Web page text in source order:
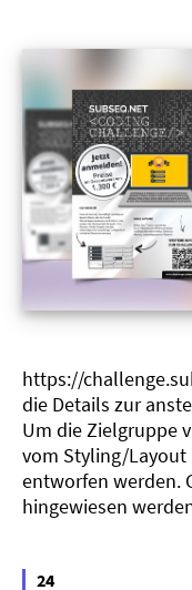
https://
die Details zur
Um die Zielgruppe
vom Styling/Layout
entworfen werden.
hingewiesen
24